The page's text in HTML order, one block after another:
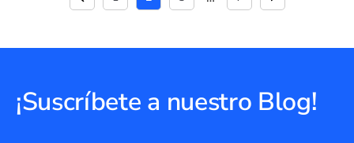
¡Suscríbete a nuestro Blog!